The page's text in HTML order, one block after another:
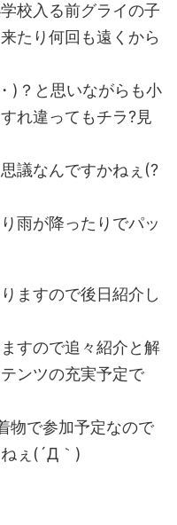
校入る前グライの子
たり何回も遠くから
)？と思いながらも小
れ違ってもチラ?見
議なんですかねぇ(?
雨が降ったりでパッ
ますので後日紹介し
すので追々紹介と解
ンツの充実予定で
物で参加予定なので
ぇ(´Д｀)